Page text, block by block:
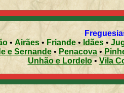
• Airães • Friande •Idães •
e Sernande• Penacova•
Unhão e Lordelo• Vila